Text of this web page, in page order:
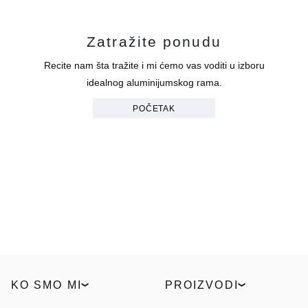
Zatražite ponudu
Recite nam šta tražite i mi ćemo vas voditi u izboru
idealnog aluminijumskog rama.
POČETAK
KO SMO MI PROIZVODI